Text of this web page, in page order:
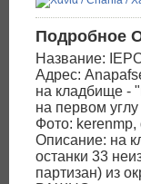
Подробное
Название:
Адрес:
на кладбище -
на первом
Фото: kerenmp,
Описание: на
останки 33
партизан) из